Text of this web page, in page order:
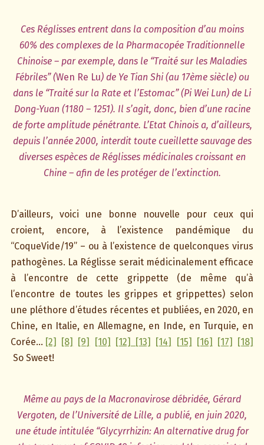
Ces Réglisses entrent dans la composition d’au moins
60% des complexes de la Pharmacopée Traditionnelle
Chinoise – par exemple, dans le “Traité sur les Maladies
Fébriles” (Wen Re Lu) de Ye Tian Shi (au 17ème siècle) ou
dans le “Traité sur la Rate et l’Estomac” (Pi Wei Lun) de Li
Dong-Yuan (1180 – 1251). Il s’agit, donc, bien d’une racine
de forte amplitude pénétrante. L’Etat Chinois a, d’ailleurs,
depuis l’année 2000, interdit toute cueillette sauvage des
diverses espèces de Réglisses médicinales croissant en
Chine – afin de les protéger de l’extinction.
D’ailleurs, voici une bonne nouvelle pour ceux qui
croient, encore, à l’existence pandémique du
“CoqueVide/19” – ou à l’existence de quelconques virus
pathogènes. La Réglisse serait médicinalement efficace
à l’encontre de cette grippette (de même qu’à
l’encontre de toutes les grippes et grippettes) selon
une pléthore d’études récentes et publiées, en 2020, en
Chine, en Italie, en Allemagne, en Inde, en Turquie, en
Corée… [2] [8] [9] [10] [12] [13] [14] [15] [16] [17]
[18]
So Sweet!
Même au pays de la Macronavirose débridée, Gérard
Vergoten, de l’Université de Lille, a publié, en juin 2020,
une étude intitulée “Glycyrrhizin: An alternative drug for